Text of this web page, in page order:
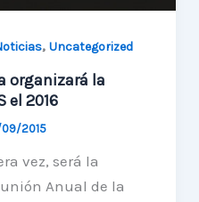
, Uncategorized
organizará la
el 2016
2015
vez, será la
Anual de la